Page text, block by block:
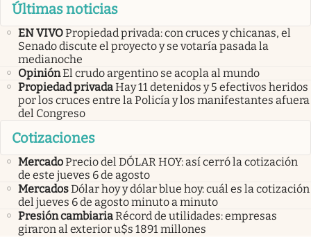
Últimas noticias
EN VIVOPropiedad privada: con cruces y chicanas, el
Senado discute el proyecto y se votaría pasada la
medianoche
OpiniónEl crudo argentino se acopla al mundo
Propiedad privadaHay 11 detenidos y 5 efectivos heridos
por los cruces entre la Policía y los manifestantes afuera
del Congreso
Cotizaciones
MercadoPrecio del DÓLAR HOY: así cerró la cotización
de este jueves 6 de agosto
MercadosDólar hoy y dólar blue hoy: cuál es la cotización
del jueves 6 de agosto minuto a minuto
Presión cambiariaRécord de utilidades: empresas
giraron al exterior u$s 1891 millones